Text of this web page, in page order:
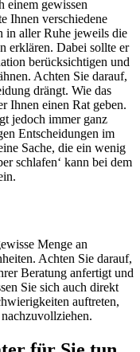
einem gewissen
Ihnen verschiedene
in aller Ruhe jeweils die
erklären. Dabei sollte er
berücksichtigen und
Achten Sie darauf,
drängt. Wie das
Ihnen einen Rat geben.
jedoch immer ganz
Entscheidungen im
Sache, die ein wenig
schlafen‘ kann bei dem
Menge an
Achten Sie darauf,
Beratung anfertigt und
Sie sich auch direkt
auftreten,